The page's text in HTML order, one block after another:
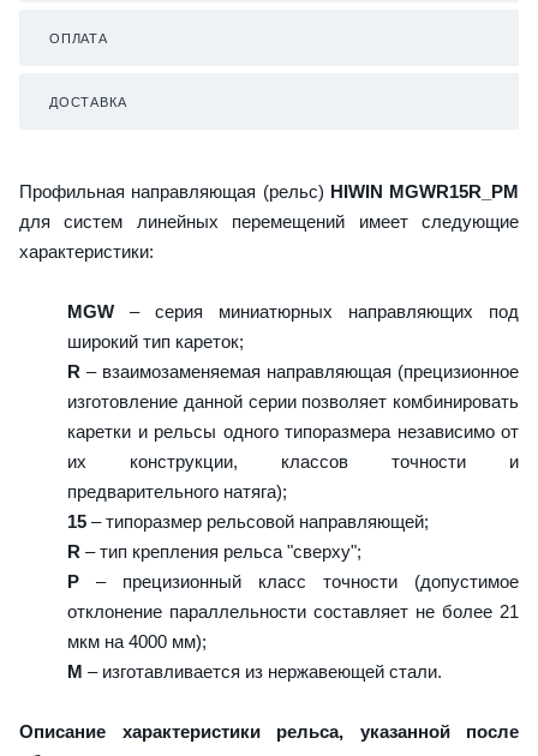
ОПЛАТА
ДОСТАВКА
Профильная направляющая (рельс) HIWIN MGWR15R_PM
для систем линейных перемещений имеет следующие
характеристики:
MGW – серия миниатюрных направляющих под
широкий тип кареток;
R – взаимозаменяемая направляющая (прецизионное
изготовление данной серии позволяет комбинировать
каретки и рельсы одного типоразмера независимо от
их конструкции, классов точности и
предварительного натяга);
15 – типоразмер рельсовой направляющей;
R – тип крепления рельса "сверху";
P – прецизионный класс точности (допустимое
отклонение параллельности составляет не более 21
мкм на 4000 мм);
M – изготавливается из нержавеющей стали.
Описание характеристики рельса, указанной после